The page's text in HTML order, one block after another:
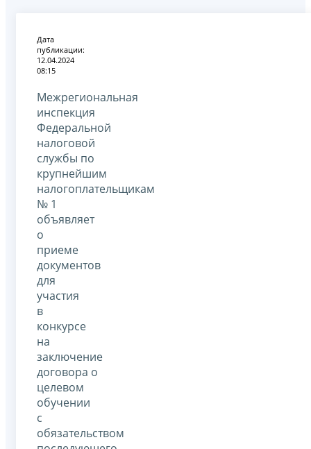
Дата
публикации:
12.04.2024
08:15
Межрегиональная
инспекция
Федеральной
налоговой
службы по
крупнейшим
налогоплательщикам
№ 1
объявляет
о
приеме
документов
для
участия
в
конкурсе
на
заключение
договора о
целевом
обучении
с
обязательством